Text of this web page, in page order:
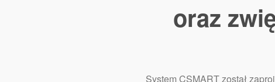
oraz
System CSMART został